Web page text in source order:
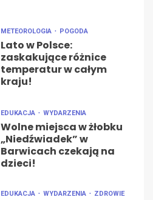
METEOROLOGIA POGODA
Lato w Polsce:
zaskakujące różnice
temperatur w całym
kraju!
EDUKACJA WYDARZENIA
Wolne miejsca w żłobku
„Niedźwiadek” w
Barwicach czekają na
dzieci!
EDUKACJA WYDARZENIA ZDROWIE